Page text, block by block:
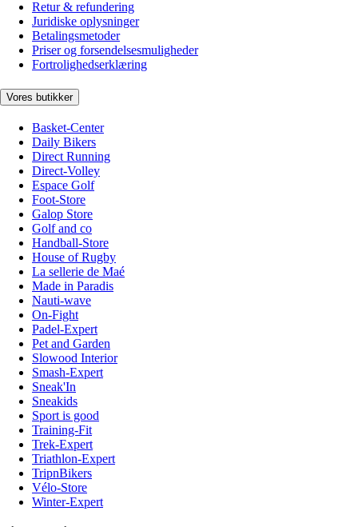
Retur & refundering
Juridiske oplysninger
Betalingsmetoder
Priser og forsendelsesmuligheder
Fortrolighedserklæring
Vores butikker
Basket-Center
Daily Bikers
Direct Running
Direct-Volley
Espace Golf
Foot-Store
Galop Store
Golf and co
Handball-Store
House of Rugby
La sellerie de Maé
Made in Paradis
Nauti-wave
On-Fight
Padel-Expert
Pet and Garden
Slowood Interior
Smash-Expert
Sneak'In
Sneakids
Sport is good
Training-Fit
Trek-Expert
Triathlon-Expert
TripnBikers
Vélo-Store
Winter-Expert